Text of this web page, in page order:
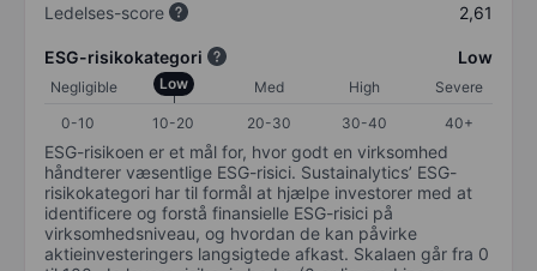
Ledelses-score
2,61
ESG-risikokategori Low
Negligible Low Med High
Severe
0-10
10-20 20-30 30-40 40+
ESG-risikoen er et mål for, hvor godt en virksomhed
håndterer væsentlige ESG-risici. Sustainalytics’ ESG-
risikokategori har til formål at hjælpe investorer med at
identificere og forstå finansielle ESG-risici på
virksomhedsniveau, og hvordan de kan påvirke
aktieinvesteringers langsigtede afkast. Skalaen går fra 0